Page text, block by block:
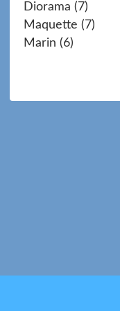
Diorama (7)
Maquette (7)
Marin (6)